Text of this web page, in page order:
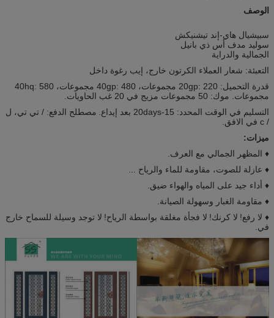
الوصف
سبيشيال هاي-إند تيشنيكش
سوليد مدف أس ذي بانيل
الجمالية والدراية
التعبئة: شعار العملاء الكرتون خارج، إيب رغوة داخل
قدرة التحميل: 20gp: 220 مجموعات، 40gp: 480 مجموعات، 40hq: 580
مجموعات. موك: 50 مجموعات مزيج في 20 غب الحاويات.
التسليم في الوقت المحدد: 15-20days بعد إيداع.
مصطلح الدفع: / تي تي، ل
/ c في الافق.
ميزات:
♦ المظهر الجمالي مع العرف.
♦ عازلة للصوت، مقاومة للماء والرياح ...
♦ أداء جيد على المياه والهواء ضيق.
♦ مقاومة الغبار وسھولة الصیانة.
♦ لا رفع! لا كرنك! لا فجأة مغلقة بواسطة الرياح! لا توجد وسيلة للسماح خارج
في.